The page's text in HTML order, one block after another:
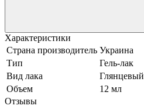
Характеристики
Страна производитель Украина
Тип
Гель-лак
Вид лака
Глянцевый
Объем
12 мл
Отзывы